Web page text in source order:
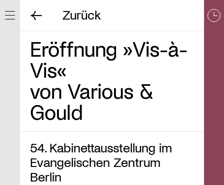
Navigation ein/ausblenden
Zurück
Eröffnung »Vis-à-
Vis«
von Various &
Gould
54. Kabinettausstellung im
Evangelischen Zentrum
Berlin